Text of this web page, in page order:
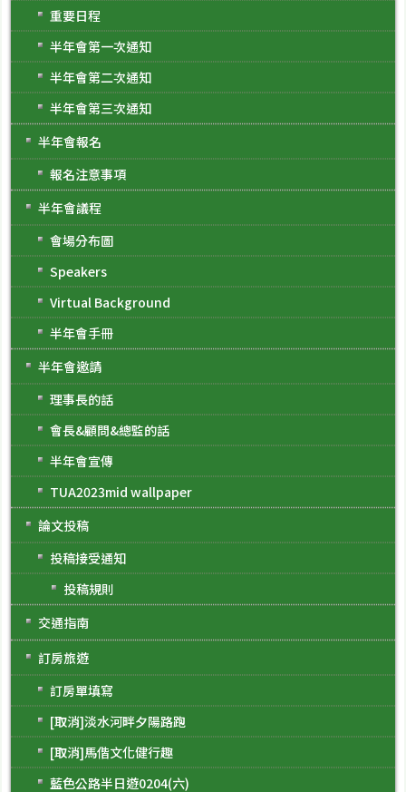
重要日程
半年會第一次通知
半年會第二次通知
半年會第三次通知
半年會報名
報名注意事項
半年會議程
會場分布圖
Speakers
Virtual Background
半年會手冊
半年會邀請
理事長的話
會長&顧問&總監的話
半年會宣傳
TUA2023mid wallpaper
論文投稿
投稿接受通知
投稿規則
交通指南
訂房旅遊
訂房單填寫
[取消]淡水河畔夕陽路跑
[取消]馬偕文化健行趣
藍色公路半日遊0204(六)